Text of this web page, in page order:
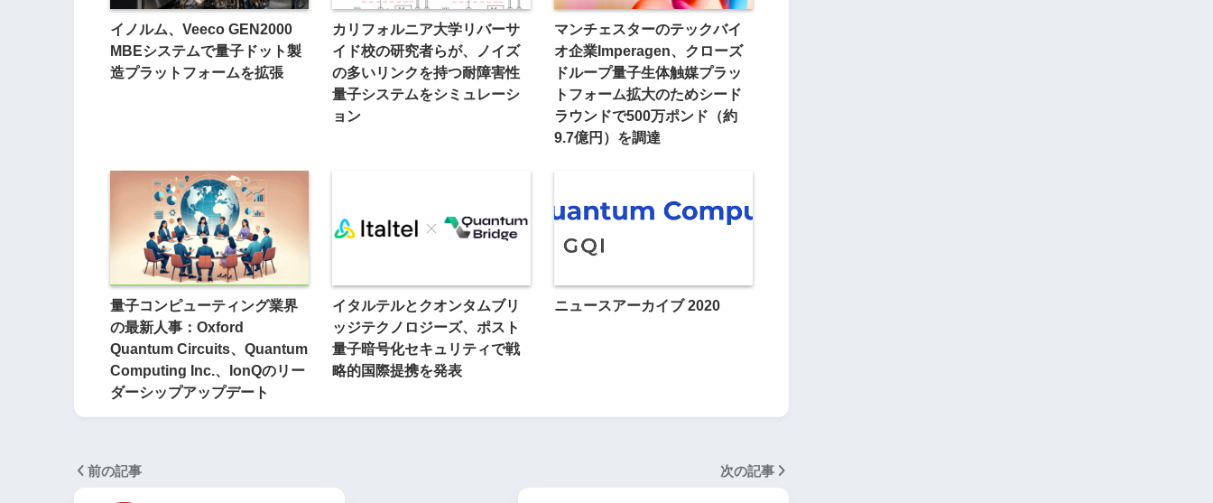
イノルム、Veeco GEN2000
MBEシステムで量子ドット製
造プラットフォームを拡張
カリフォルニア大学リバーサ
イド校の研究者らが、ノイズ
の多いリンクを持つ耐障害性
量子システムをシミュレーシ
ョン
マンチェスターのテックバイ
オ企業Imperagen、クローズ
ドループ量子生体触媒プラッ
トフォーム拡大のためシード
ラウンドで500万ポンド（約
9.7億円）を調達
量子コンピューティング業界
の最新人事：Oxford
Quantum Circuits、Quantum
Computing Inc.、IonQのリー
ダーシップアップデート
イタルテルとクオンタムブリ
ッジテクノロジーズ、ポスト
量子暗号化セキュリティで戦
略的国際提携を発表
ニュースアーカイブ 2020
前の記事 次の記事